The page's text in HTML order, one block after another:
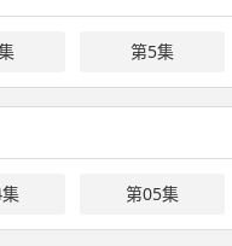
第5集
第05集